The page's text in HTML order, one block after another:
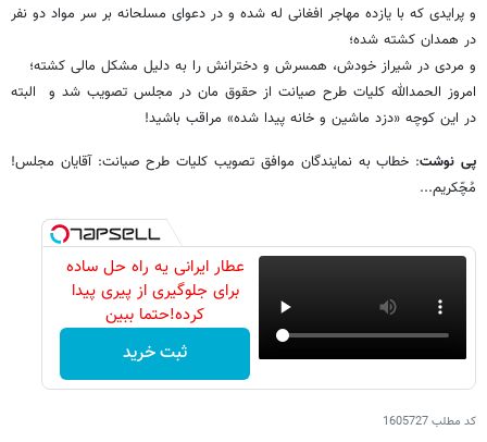
و پرایدی که با یازده مهاجر افغانی له شده و در دعوای مسلحانه بر سر مواد دو نفر
در همدان کشته شده؛
و مردی در شیراز خودش، همسرش و دخترانش را به دلیل مشکل مالی کشته؛
امروز الحمدالله کلیات طرح صیانت از حقوق مان در مجلس تصویب شد و البته
در این کوچه «دزد ماشین و خانه پیدا شده» مراقب باشید!
پی نوشت: خطاب به نمایندگان موافق تصویب کلیات طرح صیانت: آقایان مجلس!
مُچّکریم...
عطار ایرانی یه راه حل ساده
برای جلوگیری از پیری پیدا
کرده!حتما ببین
ثبت خرید
کد مطلب1605727